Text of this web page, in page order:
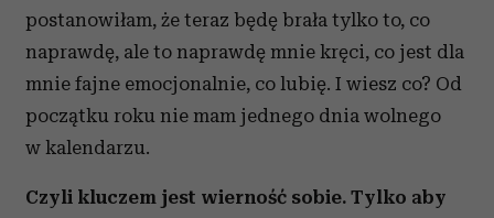
postanowiłam, że teraz będę brała tylko to, co
naprawdę, ale to naprawdę mnie kręci, co jest dla
mnie fajne emocjonalnie, co lubię. I wiesz co? Od
początku roku nie mam jednego dnia wolnego
w kalendarzu.
Czyli kluczem jest wierność sobie. Tylko aby